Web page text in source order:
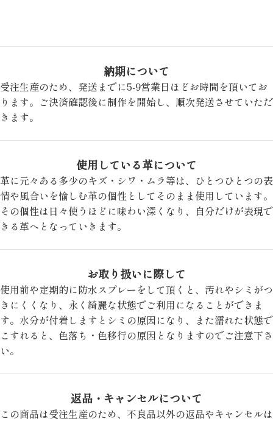
納期について
受注生産のため、発送までに5-9営業日ほどお時間を頂いてお
ります。ご決済確認後に制作を開始し、順次発送させていただ
きます。
使用している革について
革に元々ある多少のキズ・シワ・ムラ等は、ひとつひとつの表
情や風合いを愉しむ革の個性としてそのまま使用しています。
その個性は日々使うほどに味わい深くなり、自分だけが表現で
きる革へとなっていきます。
お取り扱いに際して
使用前や定期的に防水スプレーをして頂くと、汚れやシミがつ
きにくくなり、永く綺麗な状態でご利用になることができま
す。水分が付着しますとシミの原因になり、また濡れた状態で
こすれると、色落ち・色移行の原因となりますのでご注意下さ
い。
返品・キャンセルについて
この商品は受注生産のため、不良品以外の返品やキャンセルは